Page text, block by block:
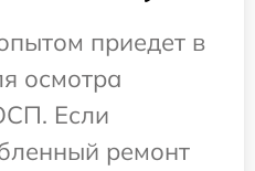
приедет в
осмотра
Если
ремонт